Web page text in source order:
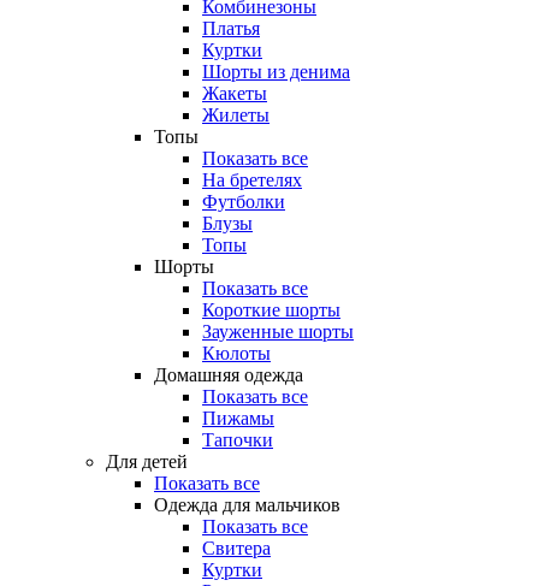
Комбинезоны
Платья
Куртки
Шорты из денима
Жакеты
Жилеты
Топы
Показать все
На бретелях
Футболки
Блузы
Топы
Шорты
Показать все
Короткие шорты
Зауженные шорты
Кюлоты
Домашняя одежда
Показать все
Пижамы
Тапочки
Для детей
Показать все
Одежда для мальчиков
Показать все
Свитера
Куртки